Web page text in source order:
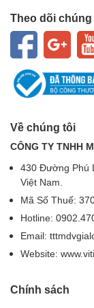
Theo dõi
Về chúng tôi
CÔNG TY TNHH
430 Đường Phú
Việt Nam.
Mã Số Thuế:
Hotline:
Email:
Website:
Chính sách